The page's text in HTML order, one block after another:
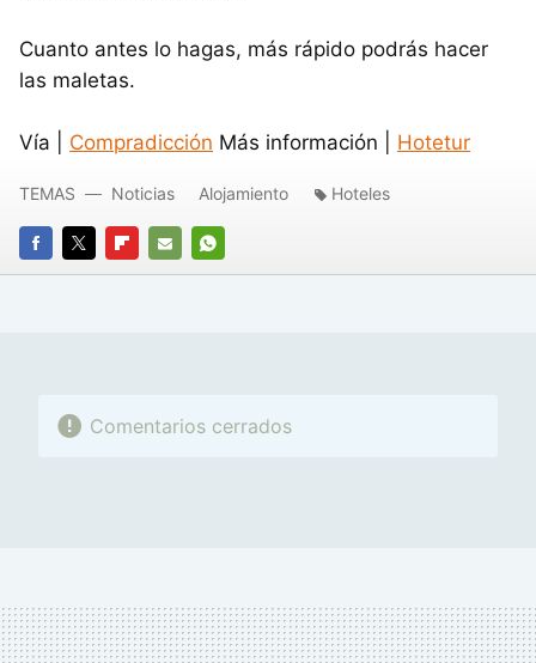
Cuanto antes lo hagas, más rápido podrás hacer
las maletas.
Vía | Compradicción Más información | Hotetur
FACEBOOK
TWITTERFLIPBOARD
E-
WHATSAPP
TEMAS Noticias Alojamiento Hoteles
Comentarios cerrados